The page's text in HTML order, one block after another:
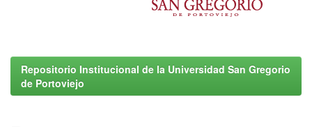
Repositorio Institucional de la Universidad San Gregorio
de Portoviejo